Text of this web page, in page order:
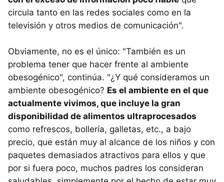
circula tanto en las redes sociales como en la
televisión y otros medios de comunicación".
Obviamente, no es el único: "También es un
problema tener que hacer frente al ambiente
obesogénico", continúa. "¿Y qué consideramos un
ambiente obesogénico? Es el ambiente en el que
actualmente vivimos, que incluye la gran
disponibilidad de alimentos ultraprocesados
como refrescos, bollería, galletas, etc., a bajo
precio, que están muy al alcance de los niños y con
paquetes demasiados atractivos para ellos y que
por si fuera poco, muchos padres los consideran